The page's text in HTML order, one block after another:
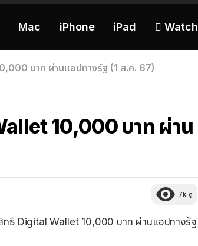
Mac iPhone iPad  Watch
บาท ผ่านแอปทางรัฐ (1 ส.ค. 67)
10,000 บาท ผ่าน
7k ดู
ทธิ Digital Wallet 10,000 บาท ผ่านแอปทางรัฐ